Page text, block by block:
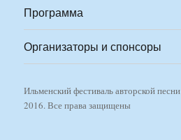
Программа
Организаторы и спонсоры
Ильменский фестиваль авторской песни
2016. Все права защищены